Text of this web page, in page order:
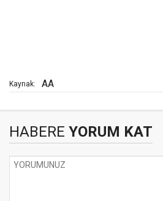
Kaynak: AA
HABERE YORUM KAT